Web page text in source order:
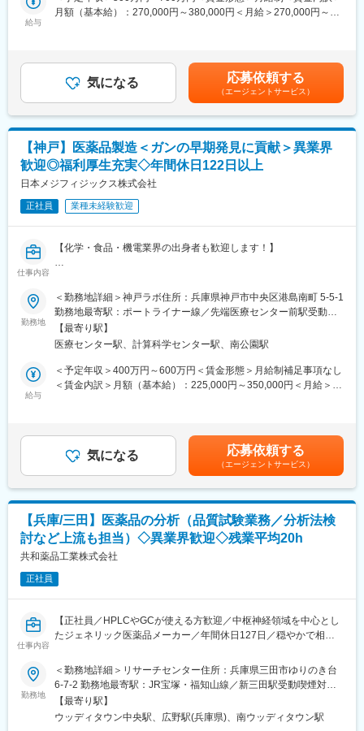
いて直接相談できます。
当社グループ売上高は約470億円、従業員数は約1,450名規模へ成
長しています。近年も国内外で積極的な設備投資を続けており、
2025年には最大規模となる神戸工場フロンティアが稼働開始。成
長フェーズの企業だからこそ、経験や年齢に関係なく実力次第で
成長・キャリアアップを目指せる環境があります。
変更の範囲：会社の定める業務
・無菌製造及び無菌製造を支える管理業務（専門性は入社後に指
していただきます。業務に慣れた頃に、他の製造作業・操作、設
備オペレーションに挑戦していただき、早期の中堅社員およびマ
ルチオペレーターへの成長と活躍を期待しております。眼科薬は
薬品なみの精度で創られる必要があります。そこで最新の設備と
より良い労働環境、徹底された衛生管理のもとで質、量、コスト
を徹底して追及しております。
■就業環境：
・配属先の構成は107名（男性56名、女性51名）となっておりま
す
・イレギュラー対応が多い時もありますが、社員が一丸となって
社会に貢献できる製品づくりにチャレンジしております。また海
外輸出のためのロシアのEU／GMPに適合しております。
与え、成果に応じて将来の管理者候補へのキャリアアップを目指
していただける環境がございます。
■当社の特徴：
関わる全ての人のしあわせを追求する「Good Company」を経営
時間単位の導入等、働き方改革に力を入れ、長期にわたって活躍
できる環境を整えております。行動理念である「If I were you」の
変更の範囲：会社の定める業務
給与
月額（基本給）：270,000円～380,000円＜月給＞270,000円～
選考を通じて上下する可能性があります。月給(月額)は固定手当を
含めた表記です。
気になる 応募依頼する
（エージェントサービス）
【神戸】医薬品製造＜ガンの早期発見に貢献＞異業界
歓迎◎福利厚生充実◇年間休日122日以上
日本メジフィジックス株式会社
正社員 業種未経験歓迎
仕事内容
【化学・食品・機電業界の出身者も歓迎します！】
今回は、放射性医薬品の製造職を募集します。
■医薬品原料生成のための機械（サイクロン）の操作・管理
■医薬品原料を合成装置にて製剤化
■出荷のための包装及び梱包
■生産業務にかかる文書作成
■生産工程や生産業務の効率化・改良改善活動
■製造所の管理（各種試薬や備品等の管理）
のローテーション勤務となります。
22:00～翌6:30、0:00～8:30、3:30～12:00、2:00～10:30、21:30
～翌6:00、1:00～9:30、7:00～15:30、8:00～16:30、6:00～
・配属先ラボによりシフトは異なります。
・出荷時間/作業内容の変更に伴い、業務上シフトがごくまれに変
更となる場合がございます。
大幅にシフトが変わる訳ではなく、基本的には提示させて頂いて
おりますシフトから30分単位で変更となります。
【やりがい】
出荷された薬は、その日の内に患者さんに投与され検査が行われ
ます。その検査結果は癌の早期発見につながり、治療方針の決定
に大きな影響を及ぼします。質の高い製品を作ることができれ
仕事です。
【放射性医薬品とは】
ごく弱い放射線を出す成分を含んだ薬のことです。診断や治療に
勤務地
＜勤務地詳細＞神戸ラボ住所：兵庫県神戸市中央区港島南町 5-5-1
勤務地最寄駅：ポートライナー線／先端医療センター前駅受動喫
煙対策：屋内全面禁煙変更の範囲：会社の定める事業所
【最寄り駅】
医療センター駅、計算科学センター駅、南公園駅
給与
＜予定年収＞400万円～600万円＜賃金形態＞月給制補足事項なし
＜賃金内訳＞月額（基本給）：225,000円～350,000円＜月給＞
績のターゲット100％達成の場合支給■昇給：年1回賃金はあくま
でも目安の金額であり、選考を通じて上下する可能性がありま
す。月給(月額)は固定手当を含めた表記です。
気になる 応募依頼する
（エージェントサービス）
【兵庫/三田】医薬品の分析（品質試験業務／分析法検
討など上流も担当）◇異業界歓迎◇残業平均20h
共和薬品工業株式会社
正社員
仕事内容
【正社員／HPLCやGCが使える方歓迎／中枢神経領域を中心とし
たジェネリック医薬品メーカー／年間休日127日／穏やかで相談
■業務内容：
ジェネリック医薬品（固形製剤）の分析研究を担当いただきます
■具体的には：
勤務地
＜勤務地詳細＞リサーチセンター住所：兵庫県三田市ゆりのき台
6-7-2 勤務地最寄駅：JR宝塚・福知山線／新三田駅受動喫煙対
策：屋内全面禁煙
【最寄り駅】
ウッディタウン中央駅、広野駅(兵庫県)、南ウッディタウン駅